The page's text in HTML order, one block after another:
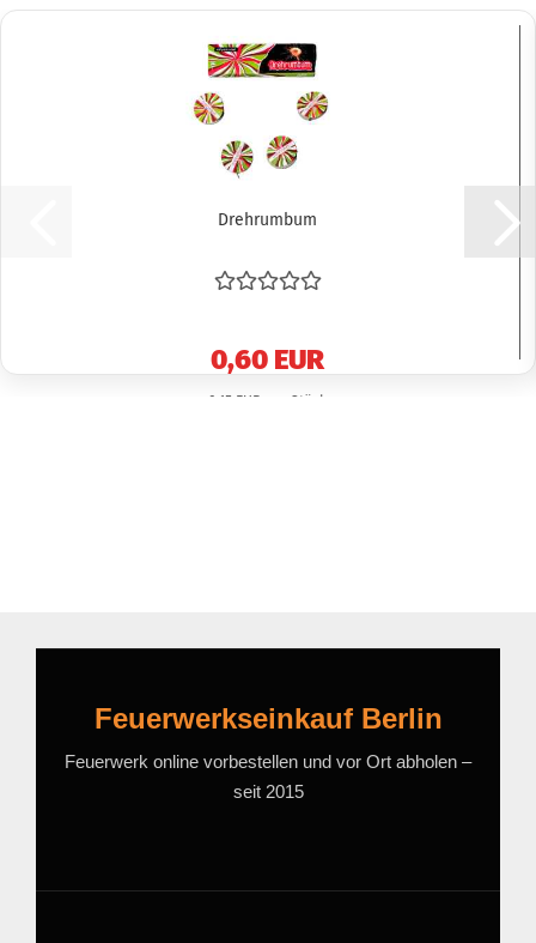
Drehrumbum
0,60 EUR
0,15 EUR pro Stück
Feuerwerkseinkauf Berlin
Feuerwerk online vorbestellen und vor Ort abholen –
seit 2015